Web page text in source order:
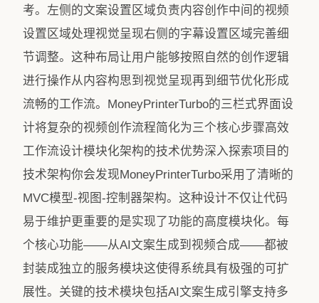
考。左侧的文案设置区域负责内容创作中间的视频
设置区域处理视觉呈现右侧的字幕设置区域完善细
节调整。这种布局让用户能够按照自然的创作逻辑
进行操作从内容构思到视觉呈现再到细节优化形成
流畅的工作流。MoneyPrinterTurbo的三栏式界面设
计将复杂的视频创作流程简化为三个核心步骤高效
工作流设计模块化架构的技术优势深入探索项目的
技术架构你会发现MoneyPrinterTurbo采用了清晰的
MVC模型-视图-控制器架构。这种设计不仅让代码
易于维护更重要的是实现了功能的高度模块化。每
个核心功能——从AI文案生成到视频合成——都被
封装成独立的服务模块这使得系统具有极强的可扩
展性。关键的技术模块包括AI文案生成引擎支持多